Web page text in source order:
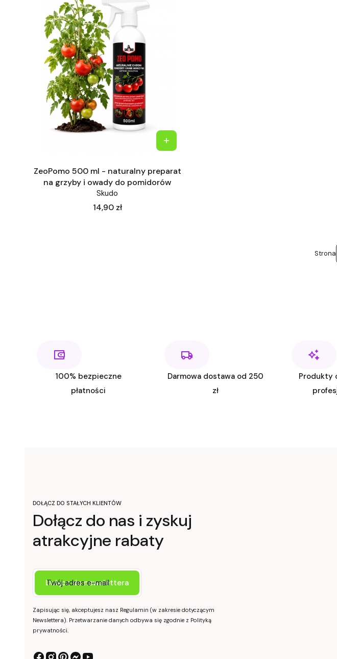
ZeoPomo 500 ml - naturalny preparat
na grzyby i owady do pomidorów
Skudo
Cena
14,90 zł
Strona
100% bezpieczne
płatności
Darmowa dostawa od 250
zł
Produkty
DOŁĄCZ DO STAŁYCH KLIENTÓW
Dołącz do nas i zyskuj
atrakcyjne rabaty
Twój adres e-mail
Dołącz do newslettera
Zapisując się, akceptujesz nasz Regulamin (w zakresie dotyczącym
Newslettera). Przetwarzanie danych odbywa się zgodnie z Polityką
prywatności.